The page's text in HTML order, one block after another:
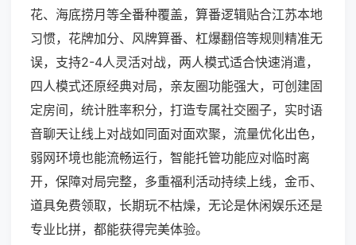
花、海底捞月等全番种覆盖，算番逻辑贴合江苏本地
习惯，花牌加分、风牌算番、杠爆翻倍等规则精准无
误，支持2-4人灵活对战，两人模式适合快速消遣，
四人模式还原经典对局，亲友圈功能强大，可创建固
定房间，统计胜率积分，打造专属社交圈子，实时语
音聊天让线上对战如同面对面欢聚，流量优化出色，
弱网环境也能流畅运行，智能托管功能应对临时离
开，保障对局完整，多重福利活动持续上线，金币、
道具免费领取，长期玩不枯燥，无论是休闲娱乐还是
专业比拼，都能获得完美体验。